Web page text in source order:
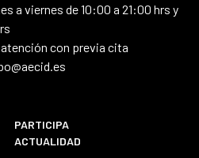
a viernes de 10:00 a 21:00 hrs y
con previa cita
PARTICIPA
ACTUALIDAD